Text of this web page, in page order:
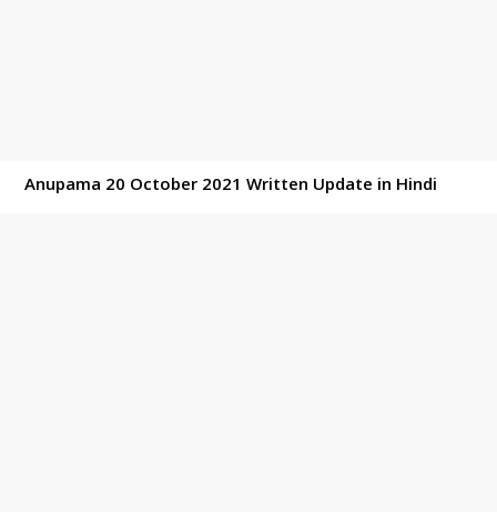
Anupama 20 October 2021 Written Update in Hindi